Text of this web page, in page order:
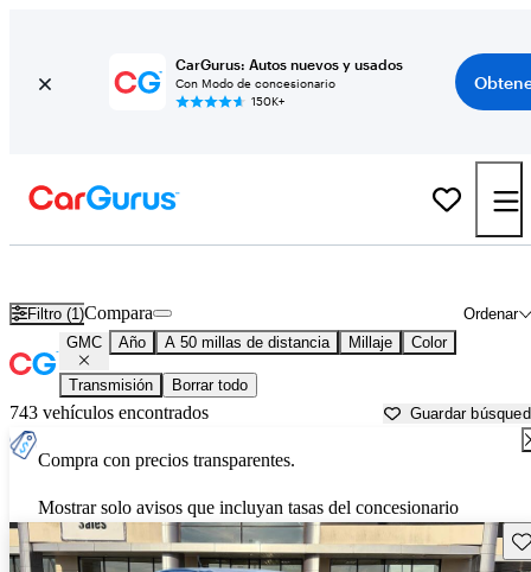
CarGurus: Autos nuevos y usados
Con Modo de concesionario
150K+
Filtro (1) Ordenar
Compara
GMC Año A 50 millas de distancia Millaje Color
Transmisión Borrar todo
743 vehículos encontrados Guardar
Compra con precios transparentes.
Mostrar solo avisos que incluyan tasas del concesionario